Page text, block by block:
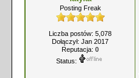
Posting Freak
Liczba postów: 5,078
Dołączył: Jan 2017
Reputacja: 0
Status: